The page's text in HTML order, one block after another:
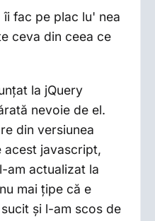
fac pe plac lu' nea
ceva din ceea ce
la jQuery
nevoie de el.
din versiunea
acest javascript,
am actualizat la
mai țipe că e
și l-am scos de